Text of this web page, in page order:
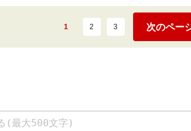
1 2 3 次のペー